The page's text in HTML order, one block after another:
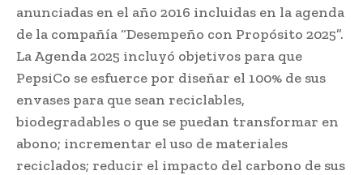
anunciadas en el año 2016 incluidas en la agenda
de la compañía “Desempeño con Propósito 2025”.
La Agenda 2025 incluyó objetivos para que
PepsiCo se esfuerce por diseñar el 100% de sus
envases para que sean reciclables,
biodegradables o que se puedan transformar en
abono; incrementar el uso de materiales
reciclados; reducir el impacto del carbono de sus